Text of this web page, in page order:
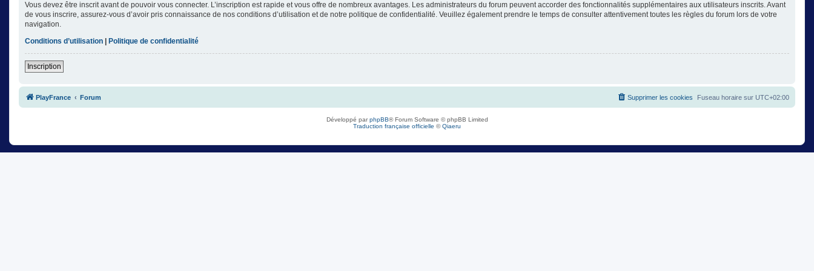
Vous devez être inscrit avant de pouvoir vous connecter. L’inscription est rapide et vous offre de nombreux avantages. Les administrateurs du forum peuvent accorder des fonctionnalités supplémentaires aux utilisateurs inscrits. Avant
de vous inscrire, assurez-vous d’avoir pris connaissance de nos conditions d’utilisation et de notre politique de confidentialité. Veuillez également prendre le temps de consulter attentivement toutes les règles du forum lors de votre
navigation.
Conditions d’utilisation | Politique de confidentialité
Inscription
PlayFrance Forum Fuseau horaire sur UTC+02:00
Supprimer les cookies
Développé parphpBB® Forum Software © phpBB Limited
Traduction française officielle ©Qiaeru